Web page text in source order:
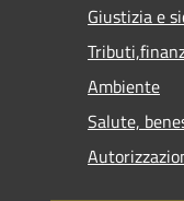
Giustizia e
Ambiente
Salute,